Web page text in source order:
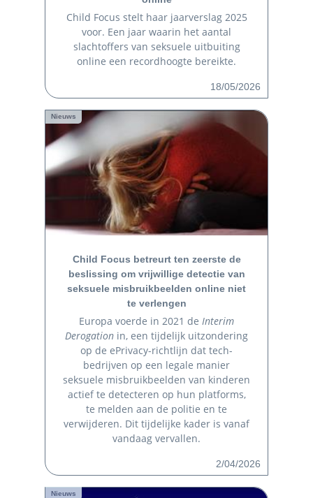
Child Focus stelt haar jaarverslag 2025
voor. Een jaar waarin het aantal
slachtoffers van seksuele uitbuiting
online een recordhoogte bereikte.
18/05/2026
Nieuws
Child Focus betreurt ten zeerste de
beslissing om vrijwillige detectie van
seksuele misbruikbeelden online niet
te verlengen
Europa voerde in 2021 de Interim
Derogation in, een tijdelijk uitzondering
op de ePrivacy-richtlijn dat tech-
bedrijven op een legale manier
seksuele misbruikbeelden van kinderen
actief te detecteren op hun platforms,
te melden aan de politie en te
verwijderen. Dit tijdelijke kader is vanaf
vandaag vervallen.
2/04/2026
Nieuws